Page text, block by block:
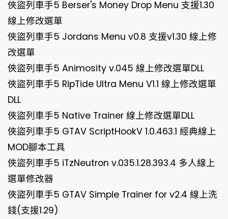
俠盜列車手5 Berser's Money Drop Menu 支援1.30
線上修改選單
俠盜列車手5 Jordans Menu v0.8 支援v1.30 線上修
改選單
俠盜列車手5 Animosity v.045 線上修改選單DLL
俠盜列車手5 RipTide Ultra Menu V1.1 線上修改選單
DLL
俠盜列車手5 Native Trainer 線上修改選單DLL
俠盜列車手5 GTAV ScriptHookV 1.0.463.1 經典線上
MOD腳本工具
俠盜列車手5 iTzNeutron v.035.1.28.393.4 多人線上
選單修改器
俠盜列車手5 GTAV Simple Trainer for v2.4 線上洗
錢(支援1.29)